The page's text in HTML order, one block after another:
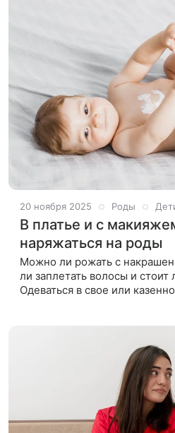
20 ноября 2025 Роды
В платье и с
наряжаться на роды
Можно ли рожать с
ли заплетать волосы и стоит
Одеваться в свое или